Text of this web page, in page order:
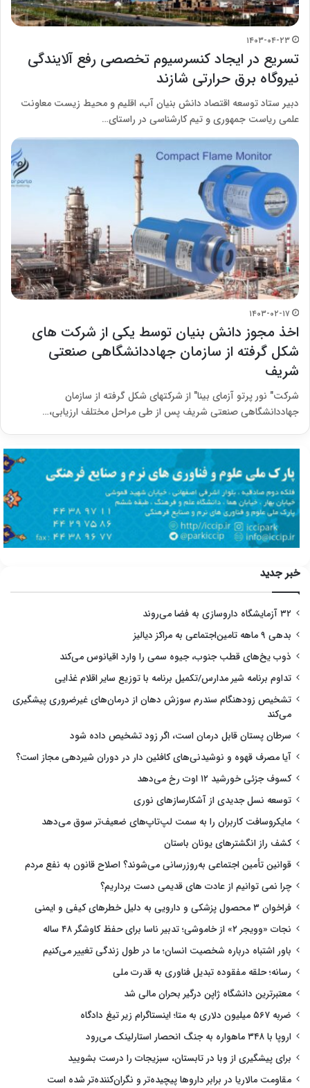
۱۴۰۳-۰۴-۲۳
تسریع در ایجاد کنسرسیوم تخصصی رفع آلایندگی
نیروگاه برق حرارتی شازند
دبیر ستاد توسعه اقتصاد دانش بنیان آب، اقلیم و محیط زیست معاونت
علمی ریاست جمهوری و تیم کارشناسی در راستای…
۱۴۰۳-۰۲-۱۷
اخذ مجوز دانش بنیان توسط یکی از شرکت های
شکل گرفته از سازمان جهاددانشگاهی صنعتی
شریف
شرکت" نور پرتو آزمای بینا" از شرکت­های شکل گرفته از سازمان
جهاددانشگاهی صنعتی شریف پس از طی مراحل مختلف ارزیابی،…
خبر جدید
۳۲ آزمایشگاه داروسازی به فضا می‌روند
بدهی ۹ ماهه تامین‌اجتماعی به مراکز دیالیز
ذوب یخ‌های قطب جنوب، جیوه سمی را وارد اقیانوس می‌کند
تداوم برنامه شیر مدارس/تکمیل برنامه با توزیع سایر اقلام غذایی
تشخیص زودهنگام سندرم سوزش دهان از درمان‌های غیرضروری پیشگیری
می‌کند
سرطان پستان قابل درمان است، اگر زود تشخیص داده شود
آیا مصرف قهوه و نوشیدنی‌های کافئین دار در دوران شیردهی مجاز است؟
کسوف جزئی خورشید ۱۲ اوت رخ می‌دهد
توسعه نسل جدیدی از آشکارسازهای نوری
مایکروسافت کاربران را به سمت لپ‌تاپ‌های ضعیف‌تر سوق می‌دهد
کشف راز انگشترهای یونان باستان
قوانین تأمین اجتماعی به‌روزرسانی می‌شوند؟ اصلاح قانون به نفع مردم
چرا نمی توانیم از عادت های قدیمی دست برداریم؟
فراخوان ۳ محصول پزشکی و دارویی به دلیل خطرهای کیفی و ایمنی
نجات «وویجر ۲» از خاموشی؛ تدبیر ناسا برای حفظ کاوشگر ۴۸ ساله
باور اشتباه درباره شخصیت انسان؛ ما در طول زندگی تغییر می‌کنیم
رسانه؛ حلقه مفقوده تبدیل فناوری به قدرت ملی
معتبرترین دانشگاه ژاپن درگیر بحران مالی شد
ضربه ۵۶۷ میلیون دلاری به متا؛ اینستاگرام زیر تیغ دادگاه
اروپا با ۳۴۸ ماهواره به جنگ انحصار استارلینک می‌رود
برای پیشگیری از وبا در تابستان، سبزیجات را درست بشویید
مقاومت مالاریا در برابر داروها پیچیده‌تر و نگران‌کننده‌تر شده است